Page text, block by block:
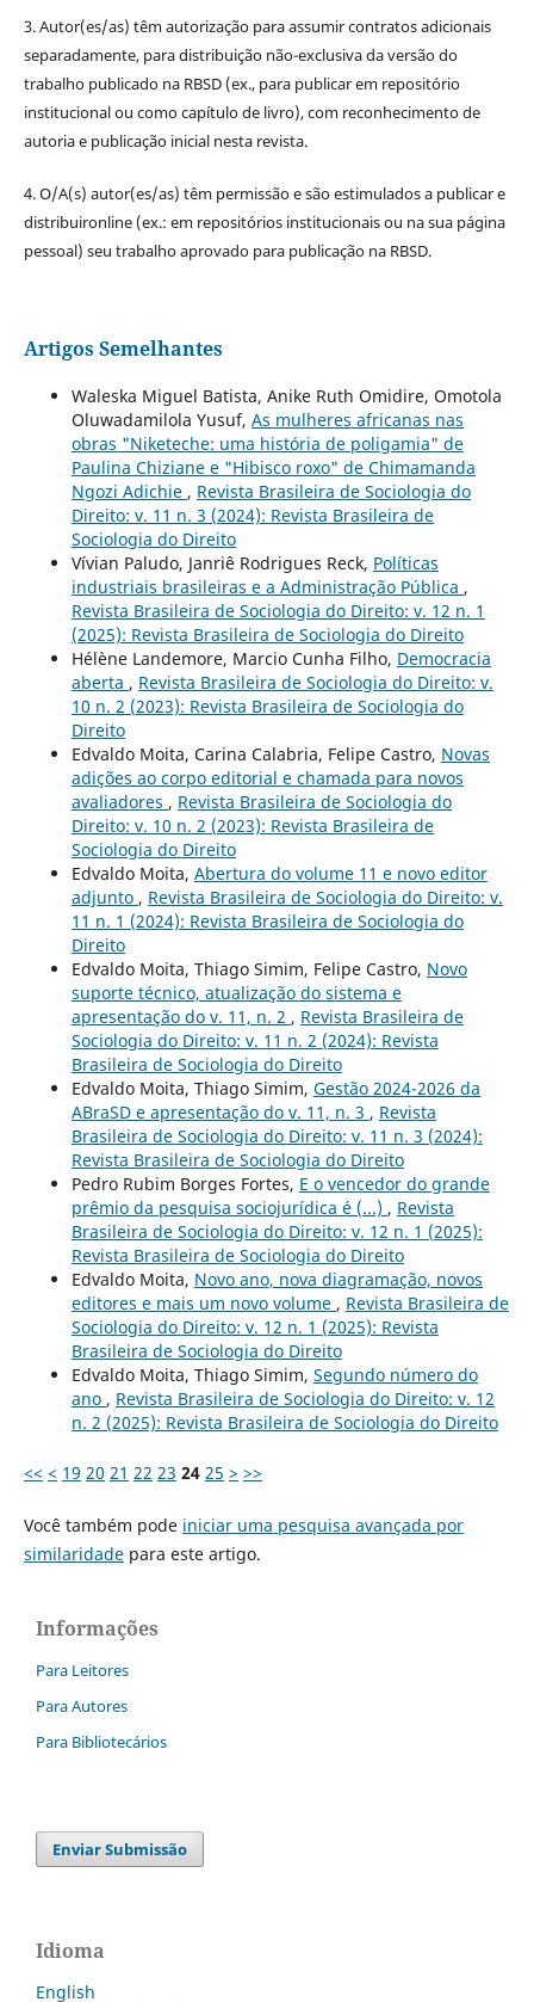
3. Autor(es/as) têm autorização para assumir contratos adicionais
separadamente, para distribuição não-exclusiva da versão do
trabalho publicado na RBSD (ex., para publicar em repositório
institucional ou como capítulo de livro), com reconhecimento de
autoria e publicação inicial nesta revista.
4. O/A(s) autor(es/as) têm permissão e são estimulados a publicar e
distribuironline (ex.: em repositórios institucionais ou na sua página
pessoal) seu trabalho aprovado para publicação na RBSD.
Artigos Semelhantes
Waleska Miguel Batista, Anike Ruth Omidire, Omotola
Oluwadamilola Yusuf, As mulheres africanas nas
obras "Niketeche: uma história de poligamia" de
Paulina Chiziane e "Hibisco roxo" de Chimamanda
Ngozi Adichie , Revista Brasileira de Sociologia do
Direito: v. 11 n. 3 (2024): Revista Brasileira de
Sociologia do Direito
Vívian Paludo, Janriê Rodrigues Reck, Políticas
industriais brasileiras e a Administração Pública ,
Revista Brasileira de Sociologia do Direito: v. 12 n. 1
(2025): Revista Brasileira de Sociologia do Direito
Hélène Landemore, Marcio Cunha Filho, Democracia
aberta , Revista Brasileira de Sociologia do Direito: v.
10 n. 2 (2023): Revista Brasileira de Sociologia do
Direito
Edvaldo Moita, Carina Calabria, Felipe Castro, Novas
adições ao corpo editorial e chamada para novos
avaliadores , Revista Brasileira de Sociologia do
Direito: v. 10 n. 2 (2023): Revista Brasileira de
Sociologia do Direito
Edvaldo Moita, Abertura do volume 11 e novo editor
adjunto , Revista Brasileira de Sociologia do Direito: v.
11 n. 1 (2024): Revista Brasileira de Sociologia do
Direito
Edvaldo Moita, Thiago Simim, Felipe Castro, Novo
suporte técnico, atualização do sistema e
apresentação do v. 11, n. 2 , Revista Brasileira de
Sociologia do Direito: v. 11 n. 2 (2024): Revista
Brasileira de Sociologia do Direito
Edvaldo Moita, Thiago Simim, Gestão 2024-2026 da
ABraSD e apresentação do v. 11, n. 3 , Revista
Brasileira de Sociologia do Direito: v. 11 n. 3 (2024):
Revista Brasileira de Sociologia do Direito
Pedro Rubim Borges Fortes, E o vencedor do grande
prêmio da pesquisa sociojurídica é (...) , Revista
Brasileira de Sociologia do Direito: v. 12 n. 1 (2025):
Revista Brasileira de Sociologia do Direito
Edvaldo Moita, Novo ano, nova diagramação, novos
editores e mais um novo volume , Revista Brasileira de
Sociologia do Direito: v. 12 n. 1 (2025): Revista
Brasileira de Sociologia do Direito
Edvaldo Moita, Thiago Simim, Segundo número do
ano , Revista Brasileira de Sociologia do Direito: v. 12
n. 2 (2025): Revista Brasileira de Sociologia do Direito
<< < 19 20 21 22 23 24 25 > >>
Você também pode iniciar uma pesquisa avançada por
similaridadepara este artigo.
Informações
Para Leitores
Para Autores
Para Bibliotecários
Enviar Submissão
Idioma
English